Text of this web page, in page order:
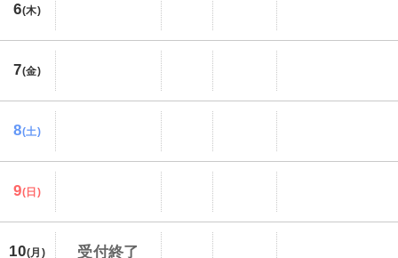
6(木)
7(金)
8(土)
9(日)
10(月) 受付終了